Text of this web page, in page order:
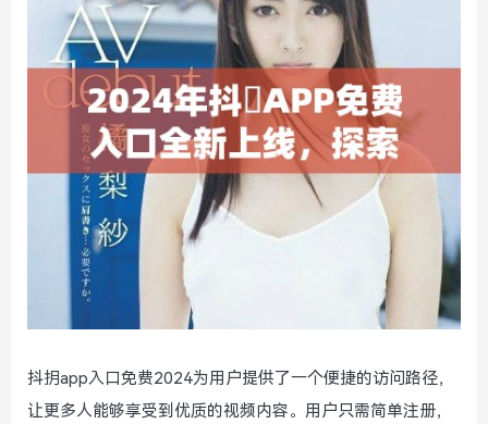
抖抈app入口免费2024为用户提供了一个便捷的访问路径，
让更多人能够享受到优质的视频内容。用户只需简单注册，